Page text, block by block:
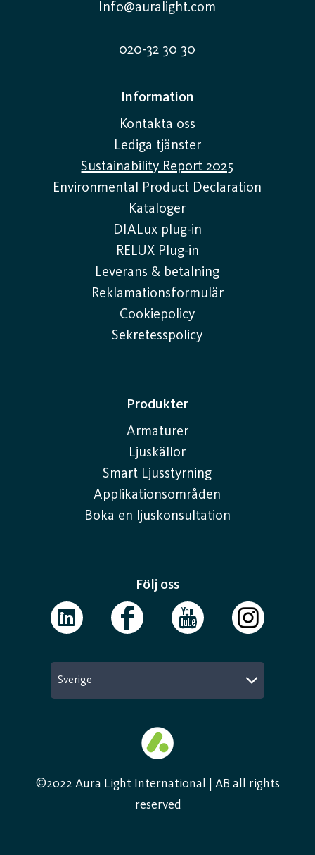
Info@auralight.com
020-32 30 30
Information
Kontakta oss
Lediga tjänster
Sustainability Report 2025
Environmental Product Declaration
Kataloger
DIALux plug-in
RELUX Plug-in
Leverans & betalning
Reklamationsformulär
Cookiepolicy
Sekretesspolicy
Produkter
Armaturer
Ljuskällor
Smart Ljusstyrning
Applikationsområden
Boka en ljuskonsultation
Följ oss
Sverige
©2022 Aura Light International | AB all rights
reserved